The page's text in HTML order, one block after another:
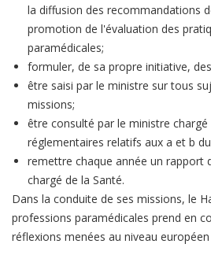
la diffusion des recommandations
promotion de l'évaluation des
paramédicales;
formuler, de sa propre initiative,
être saisi par le ministre sur tous
missions;
être consulté par le ministre
réglementaires relatifs aux a et b
remettre chaque année un rapport
chargé de la Santé.
Dans la conduite de ses missions, le
professions paramédicales prend en
réflexions menées au niveau